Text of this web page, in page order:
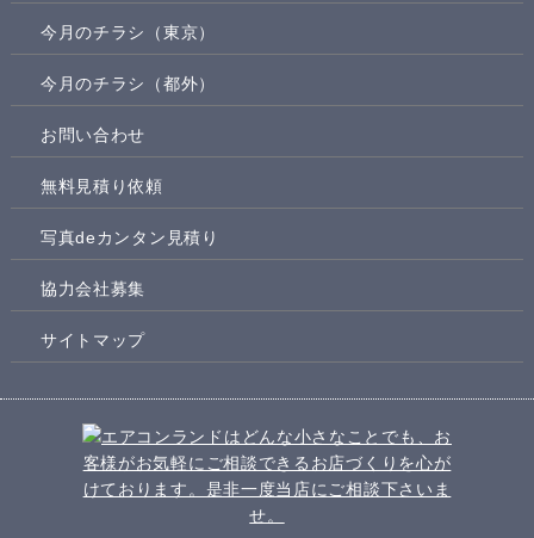
今月のチラシ（東京）
今月のチラシ（都外）
お問い合わせ
無料見積り依頼
写真deカンタン見積り
協力会社募集
サイトマップ